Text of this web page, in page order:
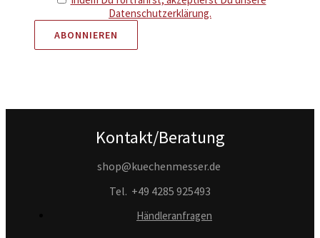
Datenschutzerklärung.
Kontakt/Beratung
shop@kuechenmesser.de
Tel. +49 4285 925493
Händleranfragen